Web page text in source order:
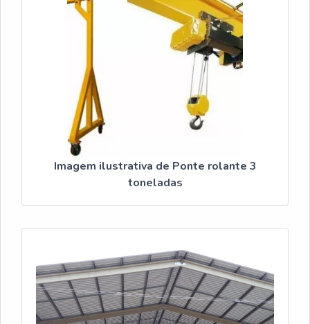
Imagem ilustrativa de Ponte rolante 3
toneladas